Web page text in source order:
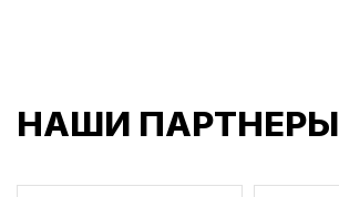
НАШИ ПАРТНЕРЫ